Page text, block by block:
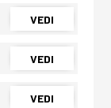
VEDI
VEDI
VEDI